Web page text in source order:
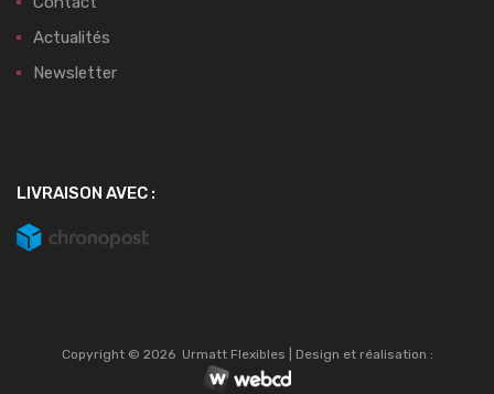
Actualités
Newsletter
LIVRAISON AVEC :
Copyright © 2026 Urmatt Flexibles | Design et réalisation :